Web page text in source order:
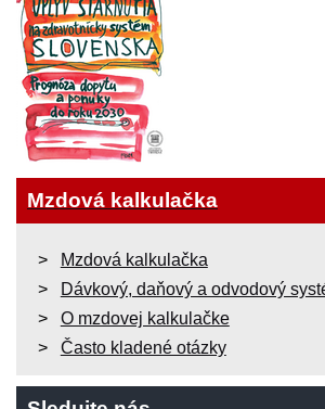
Mzdová kalkulačka
Mzdová kalkulačka
Dávkový, daňový a odvodový
O mzdovej kalkulačke
Často kladené otázky